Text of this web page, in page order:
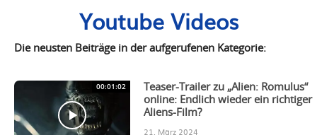
Youtube Videos
Die neusten Beiträge in der aufgerufenen Kategorie:
00:01:02
Teaser-Trailer zu „Alien: Romulus“
online: Endlich wieder ein richtiger
Aliens-Film?
21. März 2024